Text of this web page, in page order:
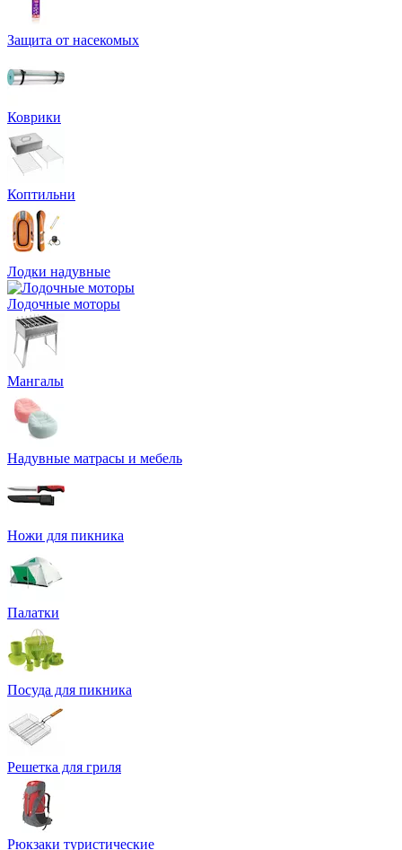
Защита от насекомых
Коврики
Коптильни
Лодки надувные
Лодочные моторы
Мангалы
Надувные матрасы и мебель
Ножи для пикника
Палатки
Посуда для пикника
Решетка для гриля
Рюкзаки туристические